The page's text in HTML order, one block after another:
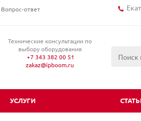
Вопрос-ответ
Технические консультации по
выбору оборудования
+7 343 382 00 51
zakaz@ipboom.ru
УСЛУГИ